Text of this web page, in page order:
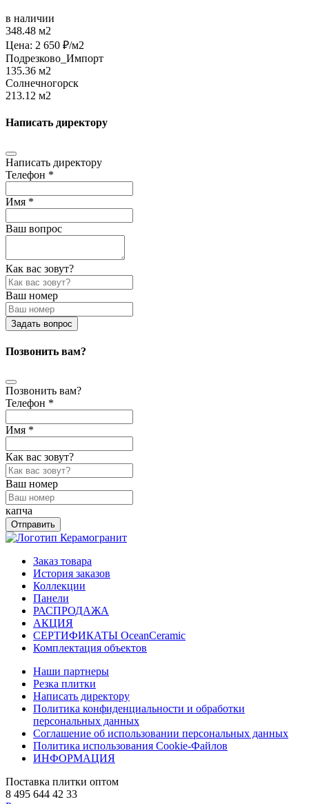
в наличии
348.48 м2
Цена: 2 650 ₽/м2
Подрезково_Импорт
135.36 м2
Солнечногорск
213.12 м2
Написать директору
Написать директору
Телефон *
Имя *
Ваш вопрос
Как вас зовут?
Ваш номер
Задать вопрос
Позвонить вам?
Позвонить вам?
Телефон *
Имя *
Как вас зовут?
Ваш номер
капча
Отправить
Заказ товара
История заказов
Коллекции
Панели
РАСПРОДАЖА
АКЦИЯ
СЕРТИФИКАТЫ OceanCeramic
Комплектация объектов
Наши партнеры
Резка плитки
Написать директору
Политика конфиденциальности и обработки
персональных данных
Соглашение об использовании персональных данных
Политика использования Cookie-Файлов
ИНФОРМАЦИЯ
Поставка плитки оптом
8 495 644 42 33